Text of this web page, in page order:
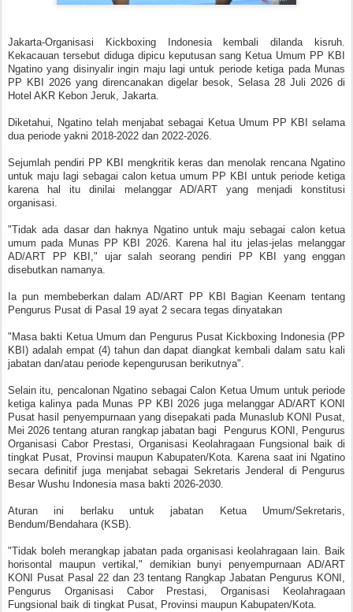
Jakarta-Organisasi Kickboxing Indonesia kembali dilanda kisruh.
Kekacauan tersebut diduga dipicu keputusan sang Ketua Umum PP KBI
Ngatino yang disinyalir ingin maju lagi untuk periode ketiga pada Munas
PP KBI 2026 yang direncanakan digelar besok, Selasa 28 Juli 2026 di
Hotel AKR Kebon Jeruk, Jakarta.
Diketahui, Ngatino telah menjabat sebagai Ketua Umum PP KBI selama
dua periode yakni 2018-2022 dan 2022-2026.
Sejumlah pendiri PP KBI mengkritik keras dan menolak rencana Ngatino
untuk maju lagi sebagai calon ketua umum PP KBI untuk periode ketiga
karena hal itu dinilai melanggar AD/ART yang menjadi konstitusi
organisasi.
"Tidak ada dasar dan haknya Ngatino untuk maju sebagai calon ketua
umum pada Munas PP KBI 2026. Karena hal itu jelas-jelas melanggar
AD/ART PP KBI," ujar salah seorang pendiri PP KBI yang enggan
disebutkan namanya.
Ia pun membeberkan dalam AD/ART PP KBI Bagian Keenam tentang
Pengurus Pusat di Pasal 19 ayat 2 secara tegas dinyatakan
"Masa bakti Ketua Umum dan Pengurus Pusat Kickboxing Indonesia (PP
KBI) adalah empat (4) tahun dan dapat diangkat kembali dalam satu kali
jabatan dan/atau periode kepengurusan berikutnya".
Selain itu, pencalonan Ngatino sebagai Calon Ketua Umum untuk periode
ketiga kalinya pada Munas PP KBI 2026 juga melanggar AD/ART KONI
Pusat hasil penyempurnaan yang disepakati pada Munaslub KONI Pusat,
Mei 2026 tentang aturan rangkap jabatan bagi Pengurus KONI, Pengurus
Organisasi Cabor Prestasi, Organisasi Keolahragaan Fungsional baik di
tingkat Pusat, Provinsi maupun Kabupaten/Kota. Karena saat ini Ngatino
secara definitif juga menjabat sebagai Sekretaris Jenderal di Pengurus
Besar Wushu Indonesia masa bakti 2026-2030.
Aturan ini berlaku untuk jabatan Ketua Umum/Sekretaris,
Bendum/Bendahara (KSB).
"Tidak boleh merangkap jabatan pada organisasi keolahragaan lain. Baik
horisontal maupun vertikal," demikian bunyi penyempurnaan AD/ART
KONI Pusat Pasal 22 dan 23 tentang Rangkap Jabatan Pengurus KONI,
Pengurus Organisasi Cabor Prestasi, Organisasi Keolahragaan
Fungsional baik di tingkat Pusat, Provinsi maupun Kabupaten/Kota.